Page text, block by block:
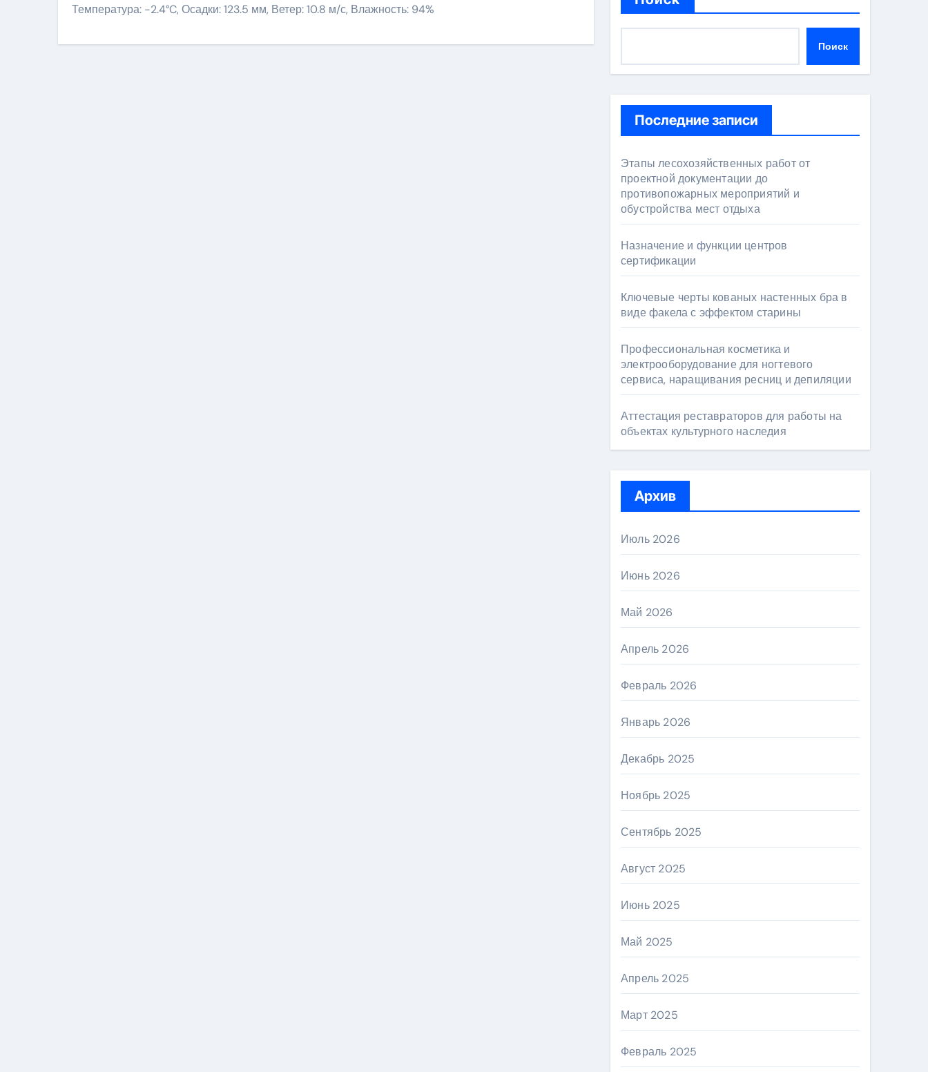
Температура: -2.4°C, Осадки: 123.5 мм, Ветер: 10.8 м/с, Влажность: 94%
Поиск
Последние записи
Этапы лесохозяйственных работ от
проектной документации до
противопожарных мероприятий и
обустройства мест отдыха
Назначение и функции центров
сертификации
Ключевые черты кованых настенных бра в
виде факела с эффектом старины
Профессиональная косметика и
электрооборудование для ногтевого
сервиса, наращивания ресниц и депиляции
Аттестация реставраторов для работы на
объектах культурного наследия
Архив
Июль 2026
Июнь 2026
Май 2026
Апрель 2026
Февраль 2026
Январь 2026
Декабрь 2025
Ноябрь 2025
Сентябрь 2025
Август 2025
Июнь 2025
Май 2025
Апрель 2025
Март 2025
Февраль 2025